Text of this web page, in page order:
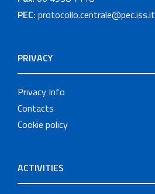
PEC: protocollo.centrale@pec.iss.it
PRIVACY
Privacy Info
Contacts
Cookie policy
ACTIVITIES